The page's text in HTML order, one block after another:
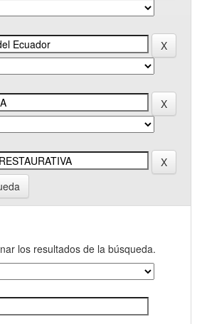
los resultados de la búsqueda.